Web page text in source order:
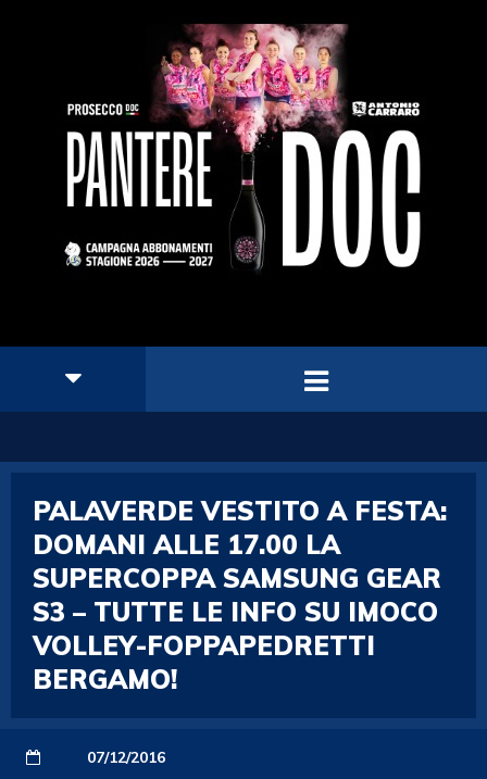
PALAVERDE VESTITO A FESTA:
DOMANI ALLE 17.00 LA
SUPERCOPPA SAMSUNG GEAR
S3 – TUTTE LE INFO SU IMOCO
VOLLEY-FOPPAPEDRETTI
BERGAMO!
07/12/2016